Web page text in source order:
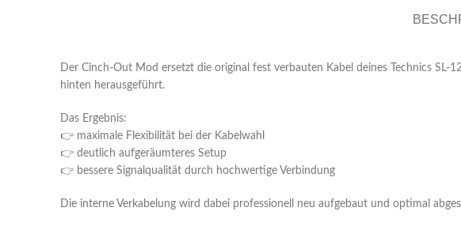
Der Cinch-Out Mod ersetzt die original fest verbauten Kabel deines Technics
hinten herausgeführt.
Das Ergebnis:
👉 maximale Flexibilität bei der Kabelwahl
👉 deutlich aufgeräumteres Setup
👉 bessere Signalqualität durch hochwertige Verbindung
Die interne Verkabelung wird dabei professionell neu aufgebaut und optimal